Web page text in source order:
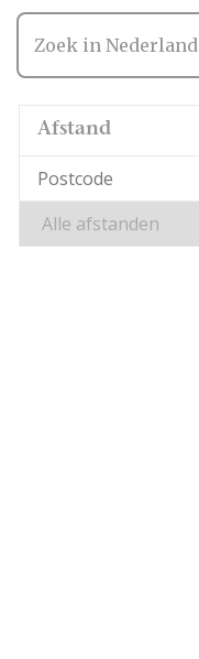
Zoek in Nederland
Afstand